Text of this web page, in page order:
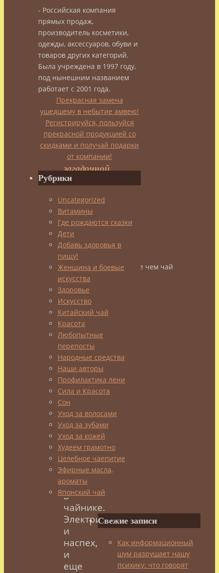
чая
Приоткрывая
завесу
загадочной
души…
В Японии чай – больше чем чай
Читая
статьи
в
нашем
блоге,
чаю
посвященные,
понимаешь,
что
напиток
сей
–
не
просто
что-
то
заваренное
там
в
чайнике.
Электрическом
и
наспех,
и
еще
- Российская компания
прямых продаж,
производитель косметики,
одежды, аксессуаров, обуви и
товаров других категорий.
Была учреждена в 1997 году,
под нынешним названием
работает с 2001 года.
Прекрасная замена
ушедшему в небытие амвею!
Регистрируйся, пользуйся
прекрасной продукцией со
скидками и получай подарки
от компании!
Рубрики
Uncategorized
Витамины
Где рождаются сказки
Дети
Добавь здоровья в
пищу!
Женщина и боевые
искусства
Здоровье
Искусство
Китайский чай
Красота
Любопытные
перепосты
Народные средства
Наши авторы
Профилактика лени
Сила и Красота
Сон
Уход за волосами
Уход за зубами
Уход за кожей
Худеем грамотно
Целебное чаепитие
Эфирные масла,
ароматы
Японский чай
Свежие записи
Как информационный
шум разрушает нашу
психику: что говорят